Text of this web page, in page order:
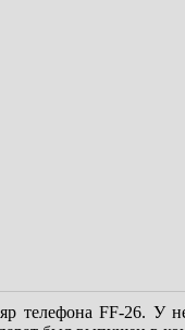
телефона FF-26. У